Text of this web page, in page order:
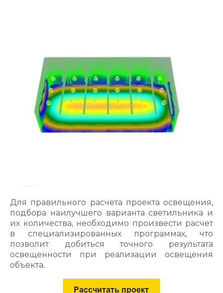
Для правильного расчета проекта освещения,
подбора наилучшего варианта светильника и
их количества, необходимо произвести расчет
в специализированных программах, что
позволит добиться точного результата
освещенности при реализации освещения
объекта.